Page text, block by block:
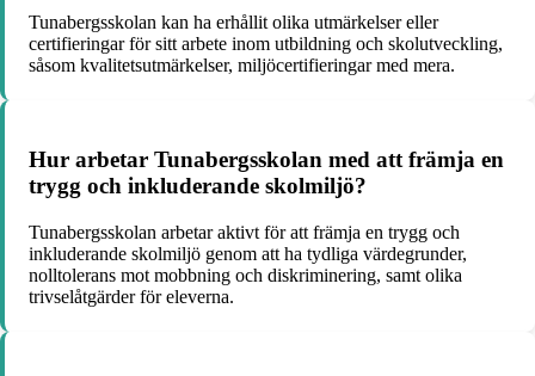
Tunabergsskolan kan ha erhållit olika utmärkelser eller
certifieringar för sitt arbete inom utbildning och skolutveckling,
såsom kvalitetsutmärkelser, miljöcertifieringar med mera.
Hur arbetar Tunabergsskolan med att främja en
trygg och inkluderande skolmiljö?
Tunabergsskolan arbetar aktivt för att främja en trygg och
inkluderande skolmiljö genom att ha tydliga värdegrunder,
nolltolerans mot mobbning och diskriminering, samt olika
trivselåtgärder för eleverna.